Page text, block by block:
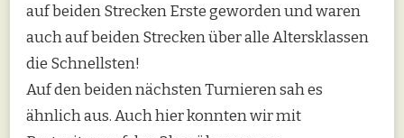
auf beiden Strecken Erste geworden und waren
auch auf beiden Strecken über alle Altersklassen
die Schnellsten!
Auf den beiden nächsten Turnieren sah es
ähnlich aus. Auch hier konnten wir mit